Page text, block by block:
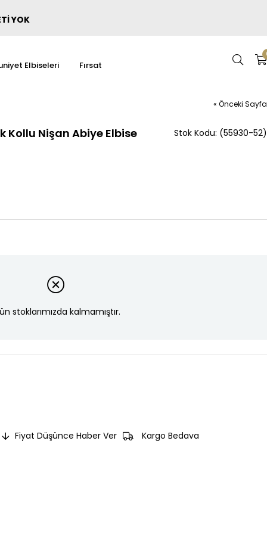
YOK
Elbiseleri Fırsat
« Önceki Sayfa
Kollu Nişan Abiye Elbise (55930-52)
stoklarımızda kalmamıştır.
Fiyat Düşünce Haber Ver Kargo Bedava